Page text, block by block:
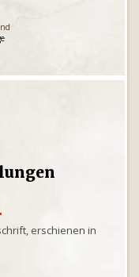
erschienen in